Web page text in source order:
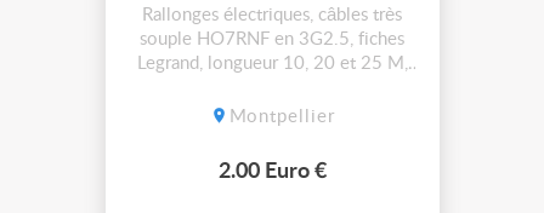
Rallonges électriques, câbles très
souple HO7RNF en 3G2.5, fiches
Legrand, longueur 10, 20 et 25 M,
Montpellier
2.00 Euro €